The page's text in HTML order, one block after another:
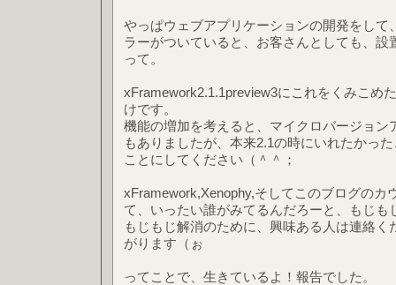
やっぱウェブアプリケーションの開発をして
ラーがついていると、お客さんとしても、設
って。
xFramework2.1.1preview3にこれをくみこめ
けです。
機能の増加を考えると、マイクロバージョン
もありましたが、本来2.1の時にいれたかっ
ことにしてください（＾＾；
xFramework,Xenophy,そしてこのブログのカ
て、いったい誰がみてるんだろーと、もじも
もじもじ解消のために、興味ある人は連絡
がります（ぉ
ってことで、生きているよ！報告でした。